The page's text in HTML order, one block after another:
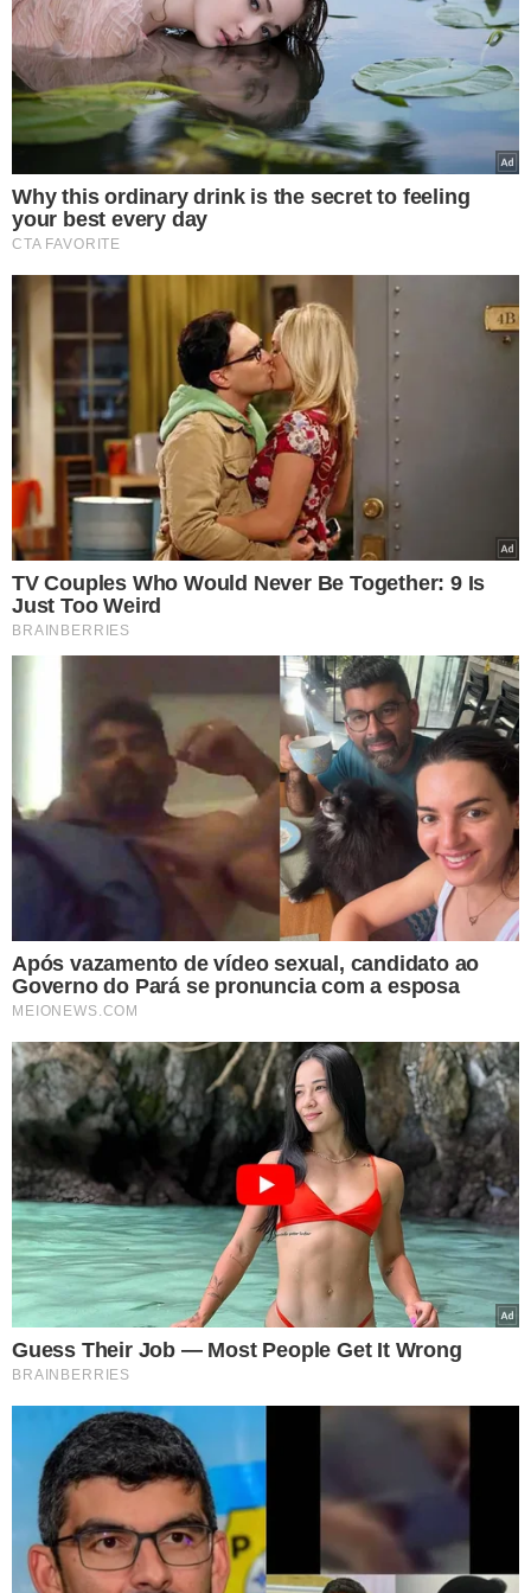
VICE DO PL MULHER -A deputada deu nome a uma lei
sancionada em 2021 por Jair Bolsonaro, que classifica a
visão monocular como deficiência sensorial, estendendo
aos portadores dessa condição os benefícios previstos
2022, recebeu mais de 70 mil votos em Mato Grosso, e
era próxima de Michelle Bolsonaro, ocupando o cargo de
vice-presidente do PL Mulher Nacional, presidido pela ex-
primeira-dama.
TÓPICOS
MORRE AMÁLIA BARROS PL MULHER
PL
AMÁLIA BARROS
VER COMENTÁRIOS
VEJA TAMBÉM